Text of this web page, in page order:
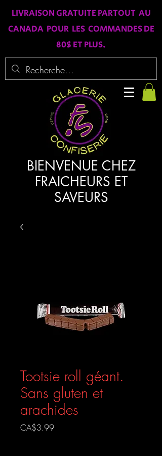
LIVRAISON GRATUITE PARTOUT AU
CANADA POUR LES COMMANDES DE
80$ ET PLUS.
BIENVENUE CHEZ
FRAICHEURS ET
SAVEURS
Tootsie roll géant.
Sans gluten et
arachides
CA$3.99Prix